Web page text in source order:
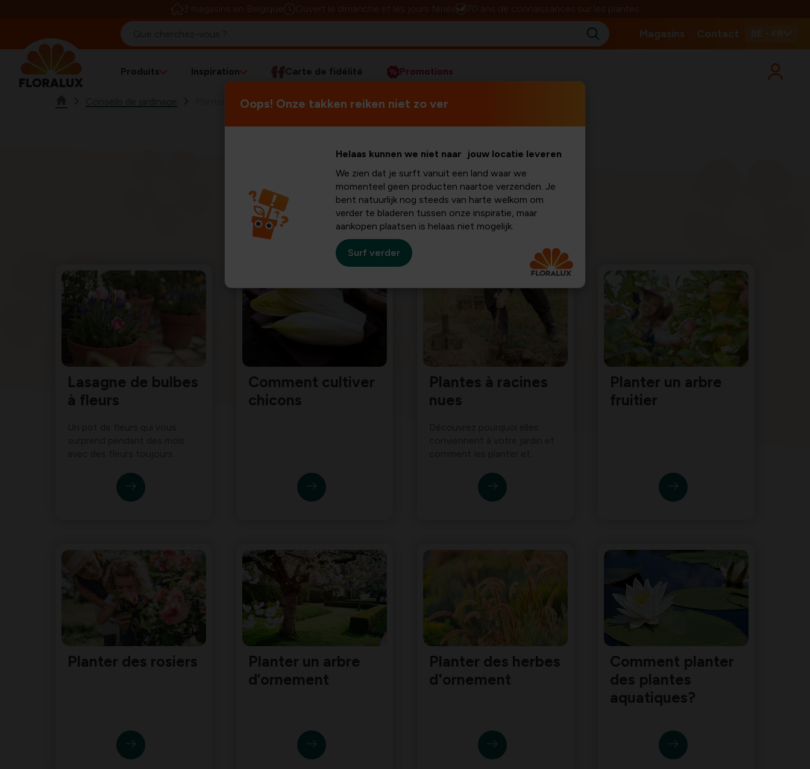
3 magasins en Belgique Ouvert le dimanche et les jours fériés 70 ans de connaissances sur les plantes
Produits Inspiration Carte de fidélité Promotions
Magasins Contact
Lasagne de bulbes
à fleurs
différentes? Il suffit de faire
des lasagnes aux bulbes de
Comment cultiver
chicons
Plantes à racines
nues
Planter un arbre
fruitier
Planter des rosiers
Planter un arbre
d’ornement
Planter des herbes
d'ornement
Comment planter
des plantes
aquatiques?
Oops! Onze takken reiken niet zo ver
Helaas kunnen we niet naar jouw locatie leveren
We zien dat je surft vanuit een land waar we
momenteel geen producten naartoe verzenden. Je
bent natuurlijk nog steeds van harte welkom om
verder te bladeren tussen onze inspiratie, maar
aankopen plaatsen is helaas niet mogelijk.
Surf verder